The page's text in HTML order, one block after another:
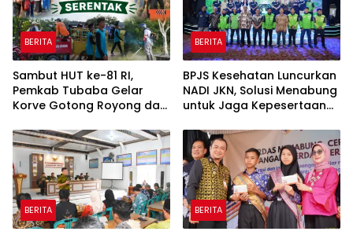
BERITA
Sambut HUT ke-81 RI,
Pemkab Tubaba Gelar
Korve Gotong Royong dan
BERITA
BPJS Kesehatan Luncurkan
NADI JKN, Solusi Menabung
untuk Jaga Kepesertaan
BERITA BERITA